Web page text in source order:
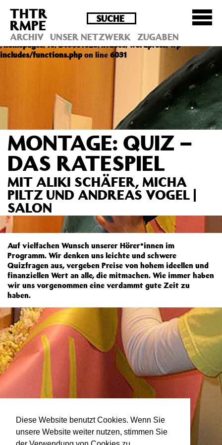
Diese Website benutzt Cookies. Wenn Sie
unsere Website weiter nutzen, stimmen Sie
Deprecated : Die Funktion post_permalink ist seit
Version 4.4.0 veraltet! Verwende stattdessen
get_permalink(). in
/homepages/10/d43051023/htdocs/wordpress/wp-
includes/functions.phpon line 6031
THTR
RMPE
ARCHIV UNSER NETZWERK ZUGABEN
MONTAGE: QUIZ –
DAS RATESPIEL
MIT ALIKI SCHÄFER, MICHA
PILTZ UND ANDREAS VOGEL |
SALON
Auf vielfachen Wunsch unserer Hörer*innen im
Programm. Wir denken uns leichte und schwere
Quizfragen aus, vergeben Preise von hohem ideellen und
finanziellen Wert an alle, die mitmachen. Wie immer haben
wir uns vorgenommen eine verdammt gute Zeit zu
haben.